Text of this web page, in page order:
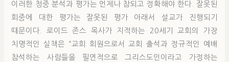
이러한 청중 분석과 평가는 언제나 참되고 정확해야 한다. 잘못된
회중에 대한 평가는 잘못된 평가 아래서 설교가 진행되기
때문이다. 로이드 존스 목사가 지적하는 20세기 교회의 가장
치명적인 실책은 “교회 회원으로서 교회 출석과 정규적인 예배
참석하는 사람들을 필연적으로 그리스도인이라고 가정하는